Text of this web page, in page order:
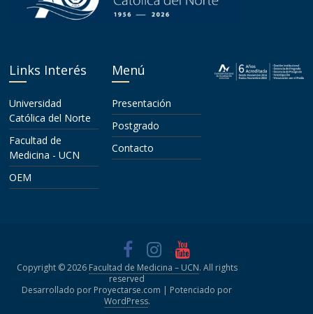
Links Interés
Universidad
Católica del Norte
Facultad de
Medicina - UCN
OEM
Menú
Presentación
Postgrado
Contacto
Copyright © 2026 Facultad de Medicina – UCN. All rights
reserved
Desarrollado por Proyectarse.com | Potenciado por
WordPress.